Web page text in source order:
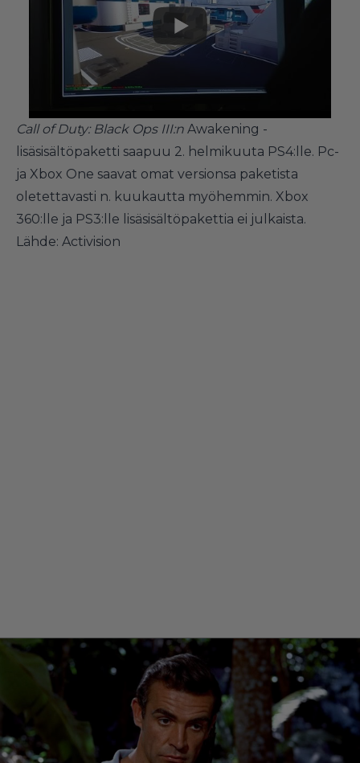
Call of Duty: Black Ops III:n Awakening -
lisäsisältöpaketti saapuu 2. helmikuuta PS4:lle. Pc-
ja Xbox One saavat omat versionsa paketista
oletettavasti n. kuukautta myöhemmin. Xbox
360:lle ja PS3:lle lisäsisältöpakettia ei julkaista.
Lähde: Activision